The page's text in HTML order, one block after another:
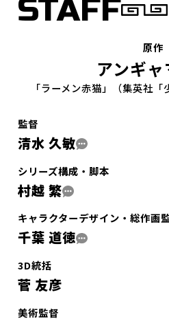
STAFF
原作
アンギ
「ラーメン赤猫」（集英社「
監督
清水 久敏
シリーズ構成・脚本
村越 繁
キャラクターデザイン・総作画
千葉 道徳
3D統括
菅 友彦
美術監督